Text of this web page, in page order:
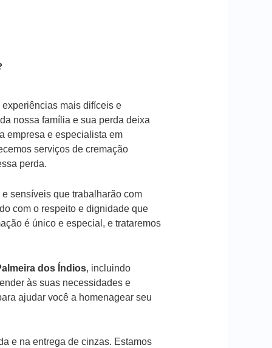
mais difíceis e
nossa família e sua perda deixa
empresa e especialista em
serviços de cremação
perda.
sensíveis que trabalharão com
com o respeito e dignidade que
é único e especial, e trataremos
dos Índios, incluindo
às suas necessidades e
ajudar você a homenagear seu
e na entrega de cinzas. Estamos